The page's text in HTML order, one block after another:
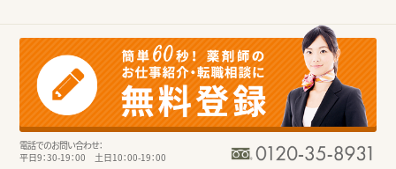
電話でのお問い合わせ：
平日9：30-19：00 土日10：00-19：00